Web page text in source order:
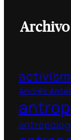
Andrés